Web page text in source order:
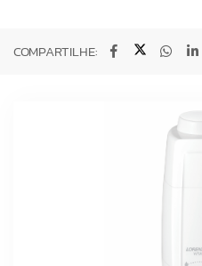
COMPARTILHE: